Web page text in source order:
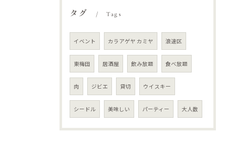
タグ Tags
イベント カラアゲヤ カミヤ 浪速区
東梅田 居酒屋 飲み放題 食べ放題
肉 ジビエ 貸切 ウイスキー
シードル 美味しい パーティー 大人数